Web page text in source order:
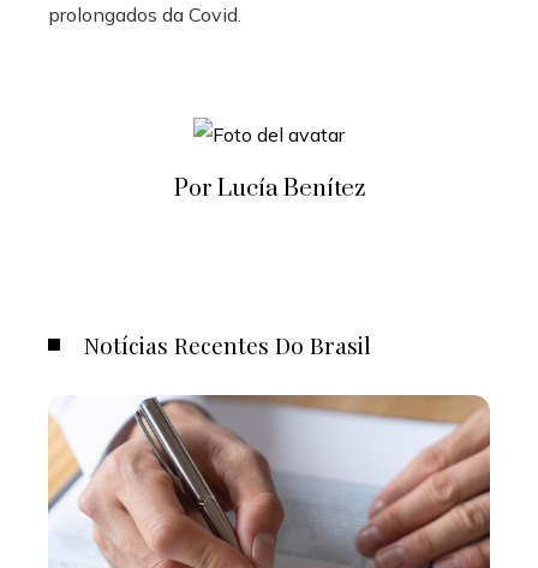
prolongados da Covid.
Por Lucía Benítez
Notícias Recentes Do Brasil